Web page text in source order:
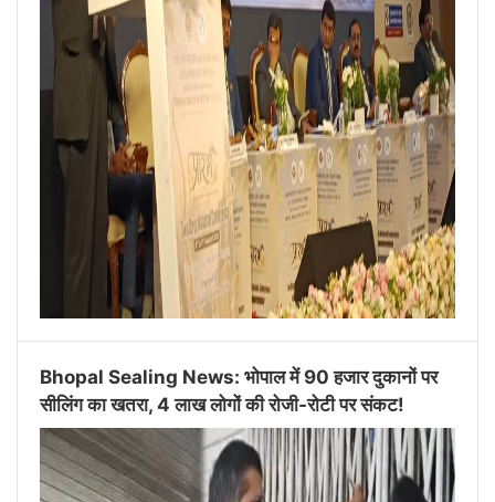
Bhopal Sealing News: भोपाल में 90 हजार दुकानों पर
सीलिंग का खतरा, 4 लाख लोगों की रोजी-रोटी पर संकट!